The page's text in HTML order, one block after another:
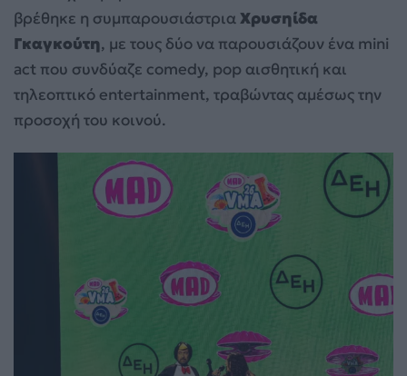
βρέθηκε η συμπαρουσιάστριαΧρυσηίδα
Γκαγκούτη, με τους δύο να παρουσιάζουν ένα mini
act που συνδύαζε comedy, pop αισθητική και
τηλεοπτικό entertainment, τραβώντας αμέσως την
προσοχή του κοινού.